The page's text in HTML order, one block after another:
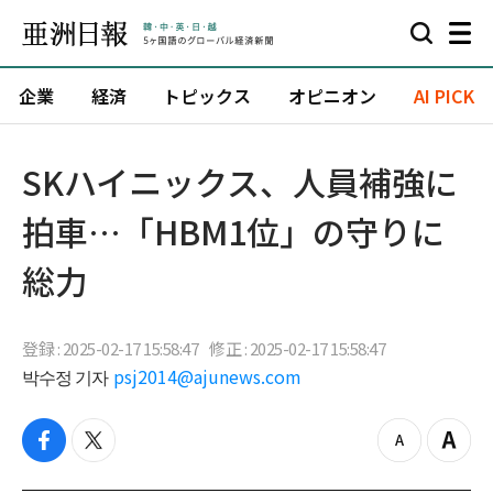
企業 経済 トピックス オピニオン AI PICK
SKハイニックス、人員補強に
拍車…「HBM1位」の守りに
総力
登録 : 2025-02-17 15:58:47 修正 : 2025-02-17 15:58:47
박수정 기자 psj2014@ajunews.com
f
t
z
Z